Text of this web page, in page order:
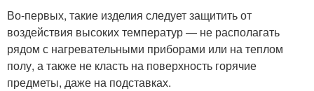
Во-первых, такие изделия следует защитить от
воздействия высоких температур — не располагать
рядом с нагревательными приборами или на теплом
полу, а также не класть на поверхность горячие
предметы, даже на подставках.